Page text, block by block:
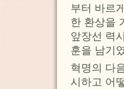
부터 바르
한 환상을
앞장선 력
훈을 남기
혁명의 다
시하고 어